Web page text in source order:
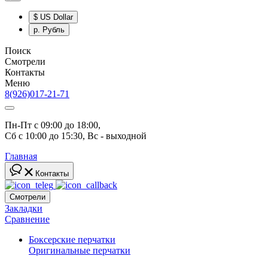
$ US Dollar
р. Рубль
Поиск
Смотрели
Контакты
Меню
8(926)017-21-71
Пн-Пт с 09:00 до 18:00,
Сб с 10:00 до 15:30, Вс - выходной
Главная
Контакты
Смотрели
Закладки
Сравнение
Боксерские перчатки
Оригинальные перчатки